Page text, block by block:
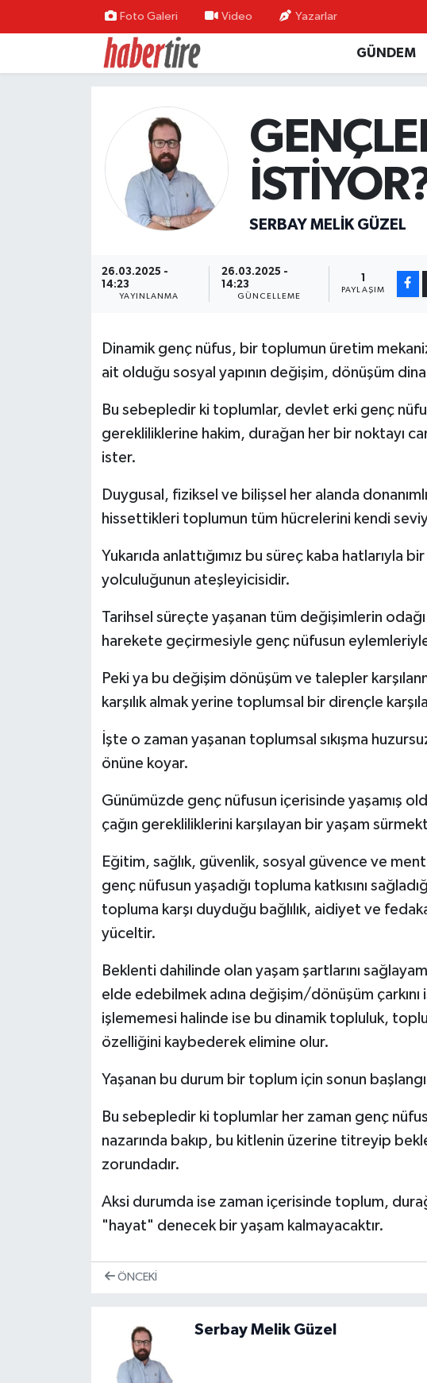
Foto Galeri Video Yazarlar
GÜNDEM
SERBAY MELIK GÜZEL
26.03.2025 -
14:23
YAYINLANMA
26.03.2025 -
14:23
GÜNCELLEME
1
PAYLAŞIM
Dinamik genç nüfus, bir toplumun üretim
ait olduğu sosyal yapının değişim, dönüşüm
Bu sebepledir ki toplumlar, devlet erki genç
gerekliliklerine hakim, durağan her bir noktayı
ister.
Duygusal, fiziksel ve bilişsel her alanda
hissettikleri toplumun tüm hücrelerini kendi
Yukarıda anlattığımız bu süreç kaba hatlarıyla
yolculuğunun ateşleyicisidir.
Tarihsel süreçte yaşanan tüm değişimlerin
harekete geçirmesiyle genç nüfusun
Peki ya bu değişim dönüşüm ve talepler
karşılık almak yerine toplumsal bir dirençle
İşte o zaman yaşanan toplumsal sıkışma
önüne koyar.
Günümüzde genç nüfusun içerisinde yaşamış
çağın gerekliliklerini karşılayan bir yaşam
Eğitim, sağlık, güvenlik, sosyal güvence ve
genç nüfusun yaşadığı topluma katkısını
topluma karşı duyduğu bağlılık, aidiyet ve
yüceltir.
Beklenti dahilinde olan yaşam şartlarını
elde edebilmek adına değişim/dönüşüm çarkını
işlememesi halinde ise bu dinamik topluluk,
özelliğini kaybederek elimine olur.
Yaşanan bu durum bir toplum için sonun
Bu sebepledir ki toplumlar her zaman genç
nazarında bakıp, bu kitlenin üzerine titreyip
zorundadır.
Aksi durumda ise zaman içerisinde toplum,
"hayat" denecek bir yaşam kalmayacaktır.
ÖNCEKI
Serbay Melik Güzel
Tire Nöbetçi Eczaneler
Tire Trafik Yoğunluk Haritası
Süper Lig Puan Durumu ve Fikstür
Tüm Manşetler